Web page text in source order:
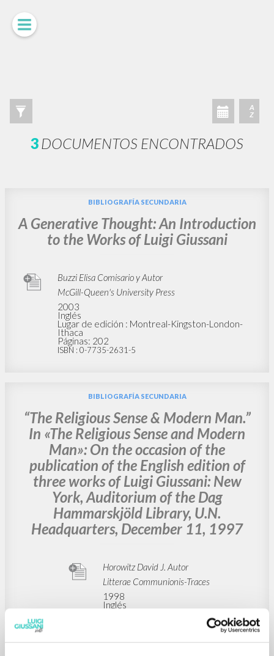
A
Z
3DOCUMENTOS ENCONTRADOS
BIBLIOGRAFÍA SECUNDARIA
A Generative Thought: An Introduction
to the Works of Luigi Giussani
Buzzi Elisa Comisario y Autor
McGill-Queen's University Press
2003
Inglés
Lugar de edición : Montreal-Kingston-London-
Ithaca
Páginas: 202
ISBN : 0-7735-2631-5
BIBLIOGRAFÍA SECUNDARIA
“The Religious Sense & Modern Man.”
In «The Religious Sense and Modern
Man»: On the occasion of the
publication of the English edition of
three works of Luigi Giussani: New
York, Auditorium of the Dag
Hammarskjöld Library, U.N.
Headquarters, December 11, 1997
Horowitz David J. Autor
Litterae Communionis-Traces
1998
Inglés